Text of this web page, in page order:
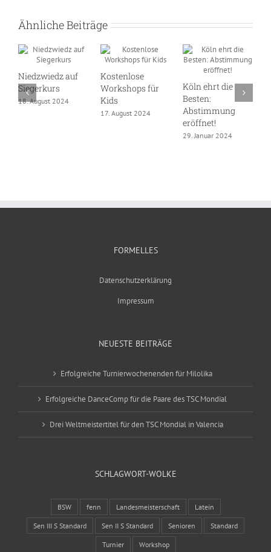
Ähnliche Beiträge
Niedzwiedz auf
Siegerkurs
18. August 2024
Kostenlose
Workshops für
Kids
17. August 2024
Köln ehrt die
Besten:
Abstimmung
eröffnet!
29. Januar 2024
FORMELLES
Datenschutzerklärung
Impressum
NEUESTE BEITRÄGE
Erfolgreiche Turnierwochenenden für Milolika
Erfolgreiche DanceComp für die Paare des TSC Mondial
Drei Weltmeistertitel für den TSC Mondial in Valencia
SCHLAGWORT-WOLKE
BSW fenn Landesmeisterschaft Latein
Sen III S Standard Sen II S Standard Senioren Standard
Turnier Workshop